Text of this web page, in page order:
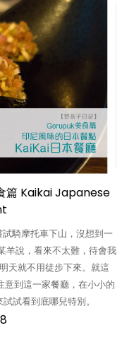
篇 Kaikai Japanese
騎摩托車下山，沒想到一
羊說，看來不太難，待會我
天就不用徒步下來。就這
到這一家餐廳，在小小的
試看到底哪兒特別。